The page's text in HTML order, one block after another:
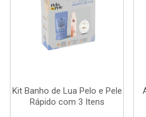
Kit Banho de Lua Pelo e Pele
Rápido com 3 Itens